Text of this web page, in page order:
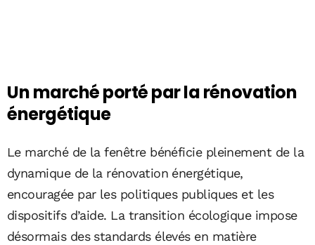
Un marché porté par la rénovation
énergétique
Le marché de la fenêtre bénéficie pleinement de la
dynamique de la rénovation énergétique,
encouragée par les politiques publiques et les
dispositifs d’aide. La transition écologique impose
désormais des standards élevés en matière